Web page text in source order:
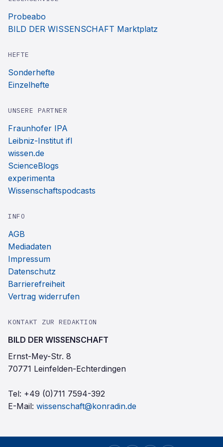
Probeabo
BILD DER WISSENSCHAFT Marktplatz
HEFTE
Sonderhefte
Einzelhefte
UNSERE PARTNER
Fraunhofer IPA
Leibniz-Institut ifl
wissen.de
ScienceBlogs
experimenta
Wissenschaftspodcasts
INFO
AGB
Mediadaten
Impressum
Datenschutz
Barrierefreiheit
Vertrag widerrufen
KONTAKT ZUR REDAKTION
BILD DER WISSENSCHAFT
Ernst-Mey-Str. 8
70771 Leinfelden-Echterdingen
Tel: +49 (0)711 7594-392
E-Mail: wissenschaft@konradin.de